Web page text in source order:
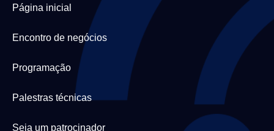
Página inicial
Encontro de negócios
Programação
Palestras técnicas
Seja um patrocinador